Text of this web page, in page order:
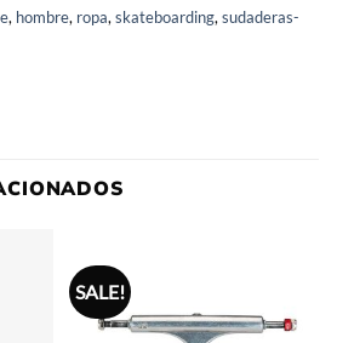
, hombre, ropa, skateboarding, sudaderas-
SALE!